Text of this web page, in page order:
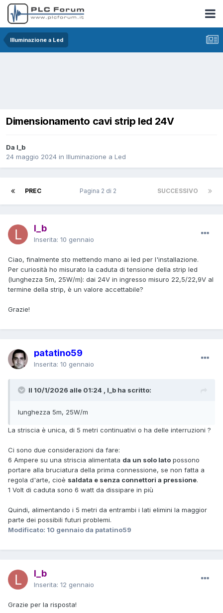
Illuminazione a Led
Dimensionamento cavi strip led 24V
Da l_b
24 maggio 2024 in Illuminazione a Led
PREC SUCCESSIVO
Pagina 2 di 2
l_b
Inserita: 10 gennaio
Ciao, finalmente sto mettendo mano ai led per l'installazione.
Per curiosità ho misurato la caduta di tensione della strip led
(lunghezza 5m, 25W/m): dai 24V in ingresso misuro 22,5/22,9V al
termine della strip, è un valore accettabile?
Grazie!
patatino59
Inserita: 10 gennaio
Il 10/1/2026 alle 01:24 , l_b ha scritto:
lunghezza 5m, 25W/m
La striscia è unica, di 5 metri continuativi o ha delle interruzioni ?
Ci sono due considerazioni da fare:
6 Ampere su una striscia alimentata da un solo lato possono
portare alla bruciatura della prima connessione, se non fatta a
regola d'arte, cioè saldata e senza connettori a pressione.
1 Volt di caduta sono 6 watt da dissipare in più
Quindi, alimentando i 5 metri da entrambi i lati elimini la maggior
parte dei possibili futuri problemi.
Modificato: 10 gennaio da patatino59
l_b
Inserita: 12 gennaio
Grazie per la risposta!